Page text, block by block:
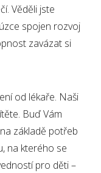
Věděli jste
spojen rozvoj
zavázat si
od lékaře. Naši
Buď Vám
základě potřeb
na kterého se
pro děti –